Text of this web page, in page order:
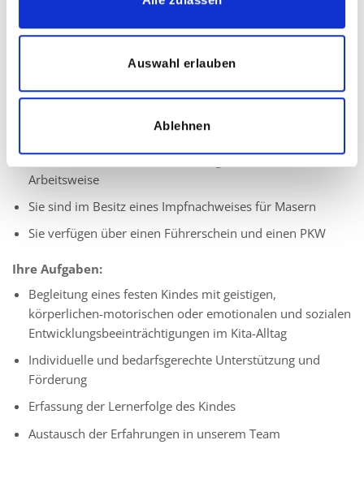
Auswahl erlauben
Ablehnen
Quereinsteiger dürfen sich gerne bei uns bewerben
Leidenschaft für die individuelle Förderung von Kindern
mit besonderen Bedürfnissen
Herzlichkeit sowie eine zuverlässige und vertrauensvolle
Arbeitsweise
Sie sind im Besitz eines Impfnachweises für Masern
Sie verfügen über einen Führerschein und einen PKW
Ihre Aufgaben:
Begleitung eines festen Kindes mit geistigen,
körperlichen-motorischen oder emotionalen und sozialen
Entwicklungsbeeinträchtigungen im Kita-Alltag
Individuelle und bedarfsgerechte Unterstützung und
Förderung
Erfassung der Lernerfolge des Kindes
Austausch der Erfahrungen in unserem Team